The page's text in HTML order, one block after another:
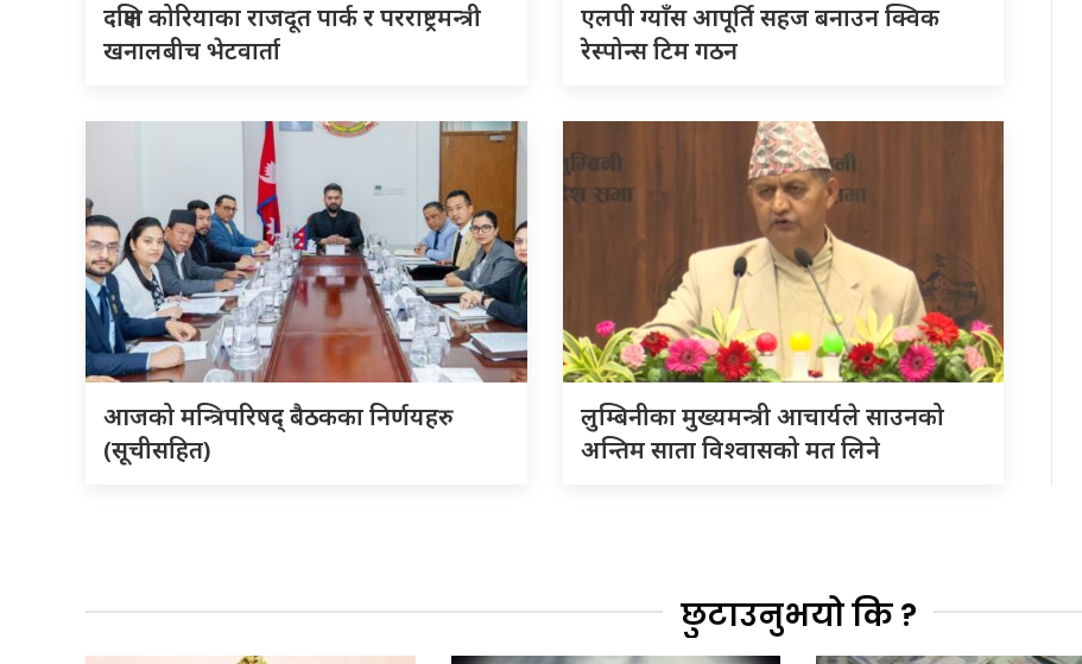
दक्षिण कोरियाका राजदूत पार्क र परराष्ट्रमन्त्री
खनालबीच भेटवार्ता
एलपी ग्याँस आपूर्ति सहज बनाउन क्विक
रेस्पोन्स टिम गठन
आजको मन्त्रिपरिषद् बैठकका निर्णयहरु
(सूचीसहित)
लुम्बिनीका मुख्यमन्त्री आचार्यले साउनको
अन्तिम साता विश्वासको मत लिने
छुटाउनुभयो कि ?